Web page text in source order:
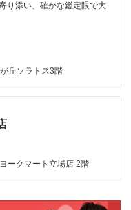
り添い、確かな鑑定眼で大
丘ソラトス3階
ークマート立場店 2階